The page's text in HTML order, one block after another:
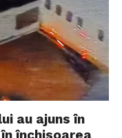
au ajuns în
închisoarea